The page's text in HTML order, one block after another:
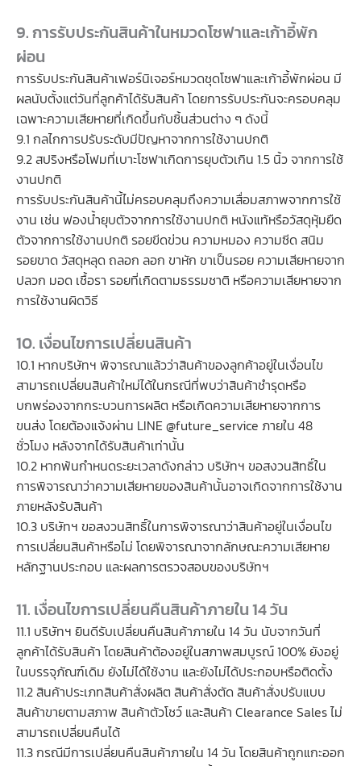
9. การรับประกันสินค้าในหมวดโซฟาและเก้าอี้พัก
ผ่อน
การรับประกันสินค้าเฟอร์นิเจอร์หมวดชุดโซฟาและเก้าอี้พักผ่อน มี
ผลนับตั้งแต่วันที่ลูกค้าได้รับสินค้า โดยการรับประกันจะครอบคลุม
เฉพาะความเสียหายที่เกิดขึ้นกับชิ้นส่วนต่าง ๆ ดังนี้
9.1 กลไกการปรับระดับมีปัญหาจากการใช้งานปกติ
9.2 สปริงหรือโฟมที่เบาะโซฟาเกิดการยุบตัวเกิน 1.5 นิ้ว จากการใช้
งานปกติ
การรับประกันสินค้านี้ไม่ครอบคลุมถึงความเสื่อมสภาพจากการใช้
งาน เช่น ฟองน้ำยุบตัวจากการใช้งานปกติ หนังแท้หรือวัสดุหุ้มยืด
ตัวจากการใช้งานปกติ รอยขีดข่วน ความหมอง ความซีด สนิม
รอยขาด วัสดุหลุด ถลอก ลอก ขาหัก ขาเป็นรอย ความเสียหายจาก
ปลวก มอด เชื้อรา รอยที่เกิดตามธรรมชาติ หรือความเสียหายจาก
การใช้งานผิดวิธี
10. เงื่อนไขการเปลี่ยนสินค้า
10.1 หากบริษัทฯ พิจารณาแล้วว่าสินค้าของลูกค้าอยู่ในเงื่อนไข
สามารถเปลี่ยนสินค้าใหม่ได้ในกรณีที่พบว่าสินค้าชำรุดหรือ
บกพร่องจากกระบวนการผลิต หรือเกิดความเสียหายจากการ
ขนส่ง โดยต้องแจ้งผ่าน LINE @future_service ภายใน 48
ชั่วโมง หลังจากได้รับสินค้าเท่านั้น
10.2 หากพ้นกำหนดระยะเวลาดังกล่าว บริษัทฯ ขอสงวนสิทธิ์ใน
การพิจารณาว่าความเสียหายของสินค้านั้นอาจเกิดจากการใช้งาน
ภายหลังรับสินค้า
10.3 บริษัทฯ ขอสงวนสิทธิ์ในการพิจารณาว่าสินค้าอยู่ในเงื่อนไข
การเปลี่ยนสินค้าหรือไม่ โดยพิจารณาจากลักษณะความเสียหาย
หลักฐานประกอบ และผลการตรวจสอบของบริษัทฯ
11. เงื่อนไขการเปลี่ยนคืนสินค้าภายใน 14 วัน
11.1 บริษัทฯ ยินดีรับเปลี่ยนคืนสินค้าภายใน 14 วัน นับจากวันที่
ลูกค้าได้รับสินค้า โดยสินค้าต้องอยู่ในสภาพสมบูรณ์ 100% ยังอยู่
ในบรรจุภัณฑ์เดิม ยังไม่ได้ใช้งาน และยังไม่ได้ประกอบหรือติดตั้ง
11.2 สินค้าประเภทสินค้าสั่งผลิต สินค้าสั่งตัด สินค้าสั่งปรับแบบ
สินค้าขายตามสภาพ สินค้าตัวโชว์ และสินค้า Clearance Sales ไม่
สามารถเปลี่ยนคืนได้
11.3 กรณีมีการเปลี่ยนคืนสินค้าภายใน 14 วัน โดยสินค้าถูกแกะออก